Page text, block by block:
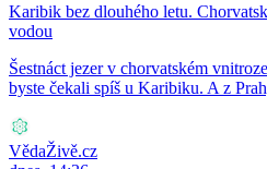
Karibik bez dlouhého letu.
vodou
Šestnáct jezer v chorvatském
byste čekali spíš u Karibiku. A z
VědaŽivě.cz